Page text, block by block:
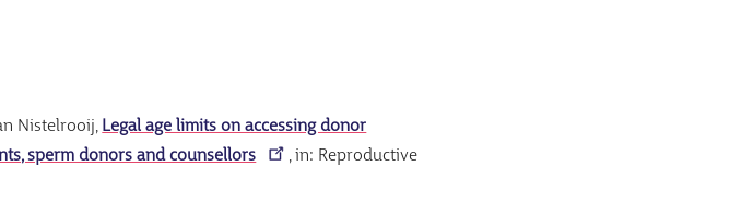
Nistelrooij, Legal age limits on accessing donor
sperm donors and counsellors
, in: Reproductive